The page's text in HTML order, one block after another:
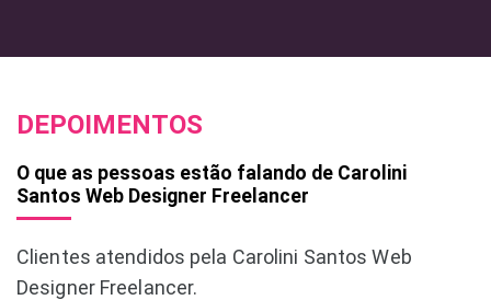
DEPOIMENTOS
O que as pessoas estão falando de Carolini
Santos Web Designer Freelancer
Clientes atendidos pela Carolini Santos Web
Designer Freelancer.